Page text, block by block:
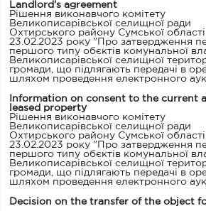
Landlord's agreement
Рішення виконавчого комітету
Великописарівської селищної ради
Охтирського району Сумської
23.02.2023 року "Про затвердження
першого типу обєктів комунальної
Великописарівської селищної
громади, що підлягають передачі в
шляхом проведення електронного
Information on consent to the current
leased property
Рішення виконавчого комітету
Великописарівської селищної ради
Охтирського району Сумської
23.02.2023 року "Про затвердження
першого типу обєктів комунальної
Великописарівської селищної
громади, що підлягають передачі в
шляхом проведення електронного
Decision on the transfer of the object